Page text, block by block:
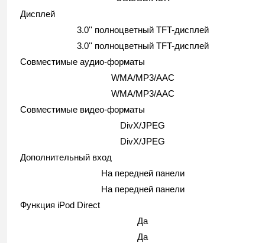
Дисплей
3.0'' полноцветный TFT-дисплей
3.0'' полноцветный TFT-дисплей
Совместимые аудио-форматы
WMA/MP3/AAC
WMA/MP3/AAC
Совместимые видео-форматы
DivX/JPEG
DivX/JPEG
Дополнительный вход
На передней панели
На передней панели
Функция iPod Direct
Да
Да